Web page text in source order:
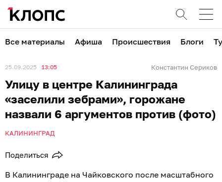
Все материалы Афиша Происшествия Блоги
25.09.2025 13:05 Константин Сериков
Улицу в центре Калининграда
«заселили зебрами», горожане
назвали 6 аргументов против (фото)
КАЛИНИНГРАД
Поделиться
В Калининграде на Чайковского после масштабного